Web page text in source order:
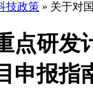
技政策 » 关于对
点研发
申报指